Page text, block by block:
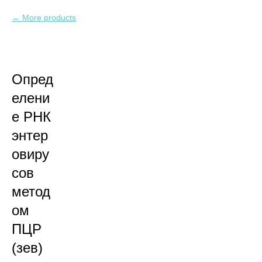
More products
Опред
елени
е РНК
энтер
овиру
сов
метод
ом
ПЦР
(зев)